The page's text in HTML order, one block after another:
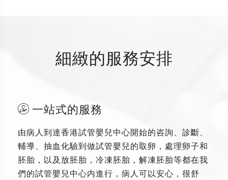
細緻的服務安排
一站式的服務
由病人到達香港試管嬰兒中心開始的咨詢、診斷、
輔導、抽血化驗到做試管嬰兒的取卵，處理卵子和
胚胎，以及放胚胎，冷凍胚胎，解凍胚胎等都在我
們的試管嬰兒中心内進行，病人可以安心，很舒